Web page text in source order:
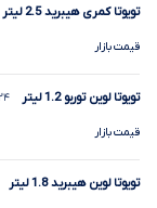
تویوتا کمری هیبرید2.5لیتر
قیمت بازار
تویوتا لوین توربو1.2لیتر
قیمت بازار
تویوتا لوین هیبرید1.8لیتر